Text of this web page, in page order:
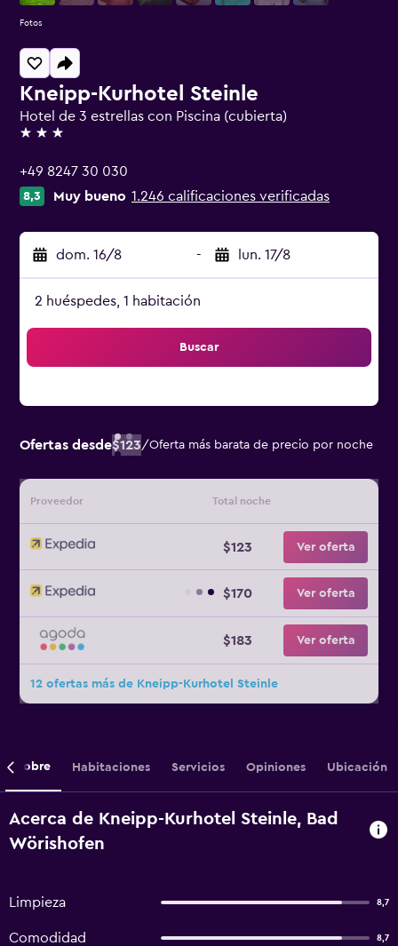
Kneipp-Kurhotel Steinle
Hotel de 3 estrellas con Piscina (cubierta)
3 estrellas
+49 8247 30 030
8,3 Muy bueno 1.246 calificaciones verificadas
dom. 16/8 - lun. 17/8
2 huéspedes, 1 habitación
Buscar
Ofertas desde$123/Oferta más barata de precio por noche
Proveedor Total noche
$123 Ver oferta
$170 Ver oferta
$183 Ver oferta
12 ofertas más de Kneipp-Kurhotel Steinle
Fotos
Sobre Habitaciones Servicios Opiniones Ubicación
Acerca de Kneipp-Kurhotel Steinle, Bad
Wörishofen
Limpieza 8,7
Comodidad 8,7